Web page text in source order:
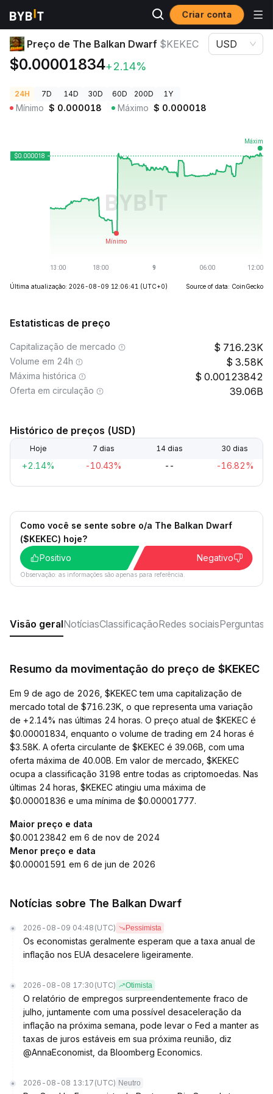
Criar conta
Preços de Criptomoedas Preço de The Balkan Dwarf $KEKEC
Preço de The Balkan Dwarf $KEKEC
$0.00001834+2.14%
USD
24H 7D 14D 30D 60D 200D 1Y
Mínimo $ 0.000018 Máximo $ 0.000018
Última atualização: 2026-08-09 12:06:41 (UTC+0) Source of data: CoinGecko
Estatisticas de preço
Capitalização de mercado 716.23K
Volume em 24h 3.58K
Máxima histórica 0.00123842
Oferta em circulação 39.06B
Histórico de preços (USD)
Hoje 7 dias 14 dias 30 dias
+2.14% -10.43% -- -16.82%
Como você se sente sobre o/a The Balkan Dwarf
($KEKEC) hoje?
Positivo
Negativo
Observação: as informações são apenas para referência.
Visão geralNotíciasClassificaçãoRedes sociaisPerguntas
Resumo da movimentação do preço de $KEKEC
Em 9 de ago de 2026, $KEKEC tem uma capitalização de
mercado total de $716.23K, o que representa uma variação
de +2.14% nas últimas 24 horas. O preço atual de $KEKEC é
$0.00001834, enquanto o volume de trading em 24 horas é
$3.58K. A oferta circulante de $KEKEC é 39.06B, com uma
oferta máxima de 40.00B. Em valor de mercado, $KEKEC
ocupa a classificação 3198 entre todas as criptomoedas. Nas
últimas 24 horas, $KEKEC atingiu uma máxima de
$0.00001836 e uma mínima de $0.00001777.
Maior preço e data
$0.00123842 em 6 de nov de 2024
Menor preço e data
$0.00001591 em 6 de jun de 2026
Notícias sobre The Balkan Dwarf
2026-08-09 04:48 (UTC) Pessimista
Os economistas geralmente esperam que a taxa anual de
inflação nos EUA desacelere ligeiramente.
2026-08-08 17:30 (UTC) Otimista
O relatório de empregos surpreendentemente fraco de
julho, juntamente com uma possível desaceleração da
inflação na próxima semana, pode levar o Fed a manter as
taxas de juros estáveis em sua próxima reunião, diz
@AnnaEconomist, da Bloomberg Economics.
2026-08-08 13:17 (UTC) Neutro